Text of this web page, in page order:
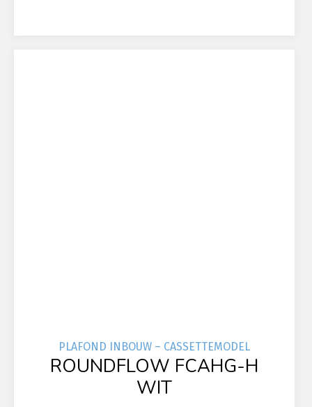
PLAFOND INBOUW – CASSETTEMODEL
ROUNDFLOW FCAHG-H
WIT